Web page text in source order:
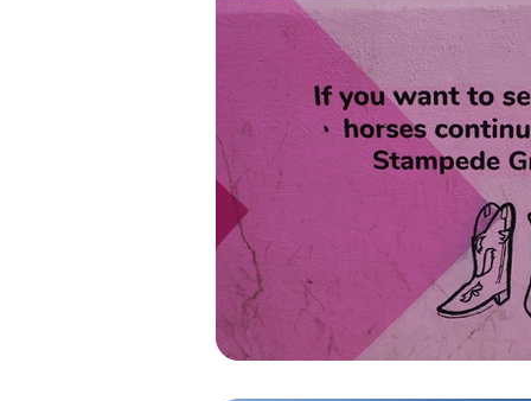
AFRIQUE - Afrique du Sud
AFRIQUE- Namibie 2024
AMERIQUE DU NORD-
AMERIQUE DU NORD -